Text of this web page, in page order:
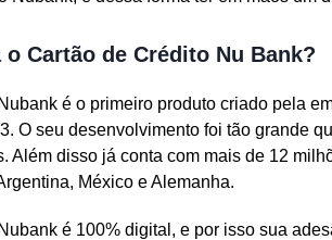
Cartão de Crédito Nu Bank?
é o primeiro produto criado pela
O seu desenvolvimento foi tão grande
Além disso já conta com mais de 12
México e Alemanha.
é 100% digital, e por isso sua